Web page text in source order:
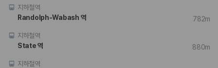
단체 여행이나 4인 이상 가족 여행에 적합하며 인원수, 짐 공간, 보
험 조건을 함께 확인해야 합니다.
제주렌트카 보험까지 비교해야 진짜 가격비교입
니다
지하철역
Randolph-Wabash 역
782m
지하철역
State 역
880m
지하철역